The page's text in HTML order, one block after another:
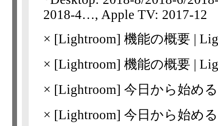
2018-4…, Apple TV: 2017-12
× [Lightroom] 機能の概要 |
× [Lightroom] 機能の概要 |
× [Lightroom] 今日から始め
× [Lightroom] 今日から始め